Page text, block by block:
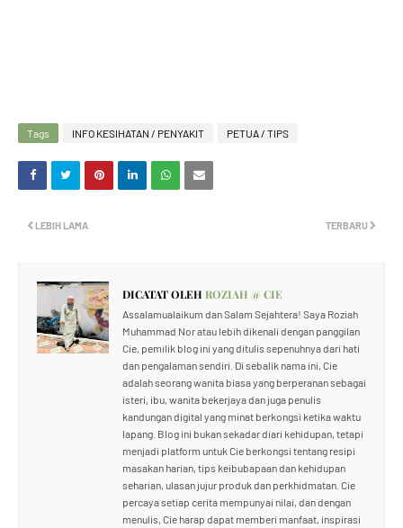
Tags INFO KESIHATAN / PENYAKIT PETUA / TIPS
TERBARU
LEBIH LAMA
DICATAT OLEH ROZIAH @ CIE
Assalamualaikum dan Salam Sejahtera! Saya Roziah
Muhammad Nor atau lebih dikenali dengan panggilan
Cie, pemilik blog ini yang ditulis sepenuhnya dari hati
dan pengalaman sendiri. Di sebalik nama ini, Cie
adalah seorang wanita biasa yang berperanan sebagai
isteri, ibu, wanita bekerjaya dan juga penulis
kandungan digital yang minat berkongsi ketika waktu
lapang. Blog ini bukan sekadar diari kehidupan, tetapi
menjadi platform untuk Cie berkongsi tentang resipi
masakan harian, tips keibubapaan dan kehidupan
seharian, ulasan jujur produk dan perkhidmatan. Cie
percaya setiap cerita mempunyai nilai, dan dengan
menulis, Cie harap dapat memberi manfaat, inspirasi